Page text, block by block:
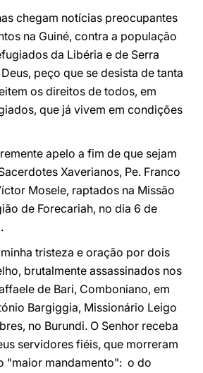
chegam notícias preocupantes
na Guiné, contra a população
da Libéria e de Serra
peço que se desista de tanta
os direitos de todos, em
que já vivem em condições
apelo a fim de que sejam
Xaverianos, Pe. Franco
Mosele, raptados na Missão
de Forecariah, no dia 6 de
tristeza e oração por dois
brutalmente assassinados nos
de Bari, Comboniano, em
Bargiggia, Missionário Leigo
no Burundi. O Senhor receba
servidores fiéis, que morreram
"maior mandamento": o do